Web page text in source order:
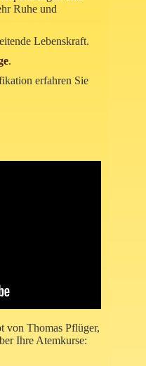
Ruhe und
Lebenskraft.
.
erfahren Sie
von Thomas Pflüger,
Ihre Atemkurse: